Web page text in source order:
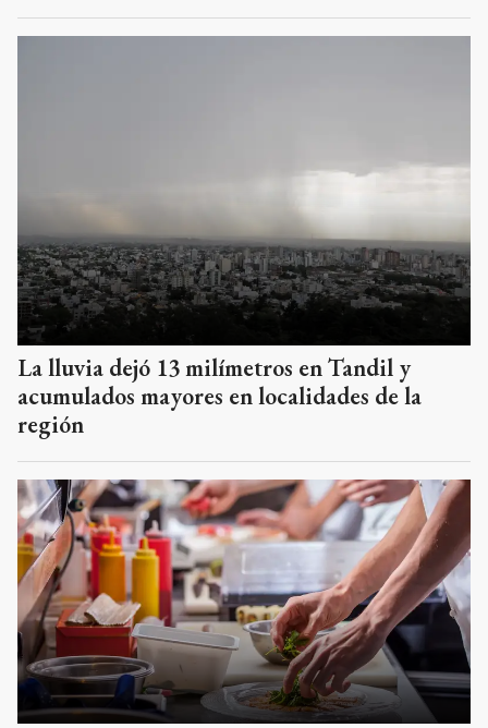
La lluvia dejó 13 milímetros en Tandil y
acumulados mayores en localidades de la
región